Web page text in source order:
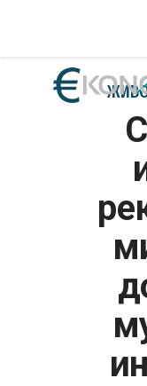
АКТУЕЛНО
ЕКОНОМИЈА
ФИНАНСИИ
ЖИВОТ
МОЗАИК